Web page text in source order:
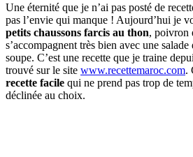
Une éternité que je n’ai pas posté de
pas l’envie qui manque ! Aujourd’hui je
petits chaussons farcis au thon, poivron
s’accompagnent très bien avec une
soupe. C’est une recette que je traine
trouvé sur le site www.recettemaroc.com.
recette facile qui ne prend pas trop de
déclinée au choix.